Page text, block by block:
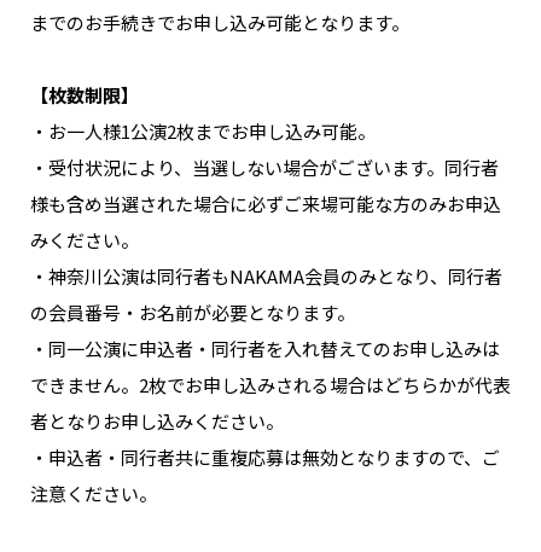
までのお手続きでお申し込み可能となります。
【枚数制限】
・お一人様1公演2枚までお申し込み可能。
・受付状況により、当選しない場合がございます。同行者
様も含め当選された場合に必ずご来場可能な方のみお申込
みください。
・神奈川公演は同行者もNAKAMA会員のみとなり、同行者
の会員番号・お名前が必要となります。
・同一公演に申込者・同行者を入れ替えてのお申し込みは
できません。2枚でお申し込みされる場合はどちらかが代表
者となりお申し込みください。
・申込者・同行者共に重複応募は無効となりますので、ご
注意ください。